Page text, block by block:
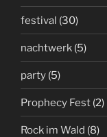
festival (30)
nachtwerk (5)
party (5)
Prophecy Fest (2)
Rock im Wald (8)